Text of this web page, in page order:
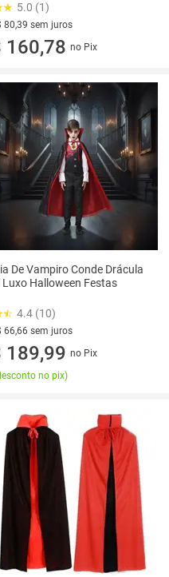
5.0 (1)
80,39 sem juros
R$ 80,39 sem juros
160,78 no Pix
De Vampiro Conde Drácula
Halloween Festas
4.4 (10)
66,66 sem juros
R$ 66,66 sem juros
189,99 no Pix
no pix)